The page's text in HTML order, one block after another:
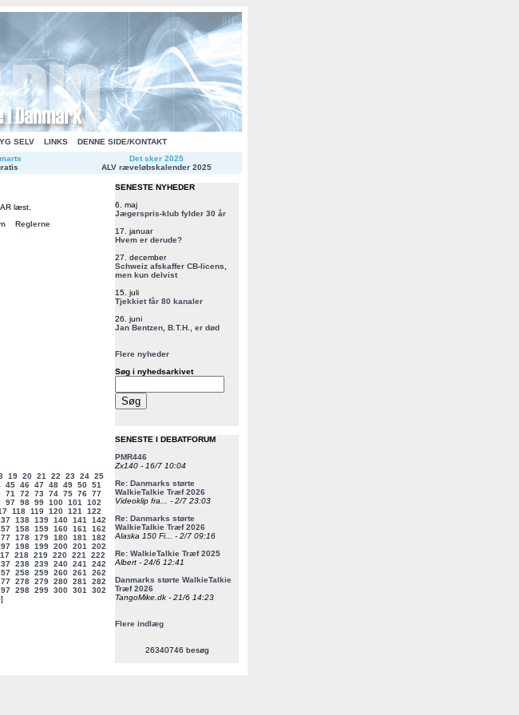
SELV LINKS
DENNE SIDE/KONTAKT
Det sker 2025
ALV ræveløbskalender 2025
læst.
Reglerne
19 20 21 22 23 24 25
45 46 47 48 49 50 51
71 72 73 74 75 76 77
97 98 99 100 101
102
118 119 120 121
122
138 139 140 141
142
158 159 160 161
162
178 179 180 181
182
198 199 200 201
202
218 219 220 221
222
238 239 240 241
242
258 259 260 261
262
278 279 280 281
282
298 299 300 301
302
]
SENESTE NYHEDER
6. maj
Jægerspris-klub fylder 30 år
17. januar
Hvem er derude?
27. december
Schweiz afskaffer CB-licens,
men kun delvist
15. juli
Tjekkiet får 80 kanaler
26. juni
Jan Bentzen, B.T.H., er død
Flere nyheder
Søg i nyhedsarkivet
SENESTE I DEBATFORUM
PMR446
Zx140 - 16/7 10:04
Re: Danmarks størte
WalkieTalkie Træf 2026
Videoklip fra... - 2/7 23:03
Re: Danmarks størte
WalkieTalkie Træf 2026
Alaska 150 Fi... - 2/7 09:16
Re: WalkieTalkie Træf 2025
Albert - 24/6 12:41
Danmarks størte WalkieTalkie
Træf 2026
TangoMike.dk - 21/6 14:23
Flere indlæg
26340746 besøg